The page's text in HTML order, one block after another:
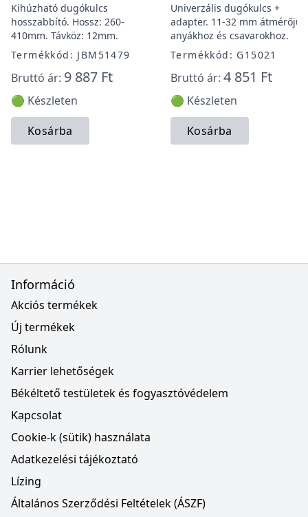
Kihúzható dugókulcs
hosszabbító. Hossz: 260-
410mm. Távköz: 12mm.
Termékkód: JBM51479
Bruttó ár: 9 887 Ft
🟢 Készleten
Kosárba
Univerzális dugókulcs +
adapter. 11-32 mm átmérőjű
anyákhoz és csavarokhoz.
Termékkód: G15021
Bruttó ár: 4 851 Ft
🟢 Készleten
Kosárba
Információ
Akciós termékek
Új termékek
Rólunk
Karrier lehetőségek
Békéltető testületek és fogyasztóvédelem
Kapcsolat
Cookie-k (sütik) használata
Adatkezelési tájékoztató
Lízing
Általános Szerződési Feltételek (ÁSZF)